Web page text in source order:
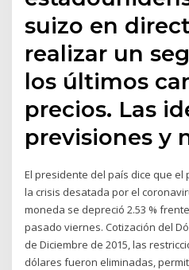
suizo en
realizar un
los últimos
precios. Las
previsiones y
El presidente del país dice que
la crisis desatada por el
moneda se depreció 2.53 %
pasado viernes. Cotización del
de Diciembre de 2015, las
dólares fueron eliminadas,